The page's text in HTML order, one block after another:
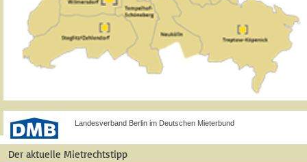
Landesverband Berlin im Deutschen Mieterbund
Der aktuelle Mietrechtstipp